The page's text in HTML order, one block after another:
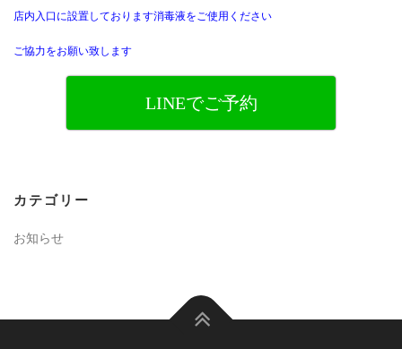
店内入口に設置しております消毒液をご使用ください
ご協力をお願い致します
LINEでご予約
カテゴリー
お知らせ